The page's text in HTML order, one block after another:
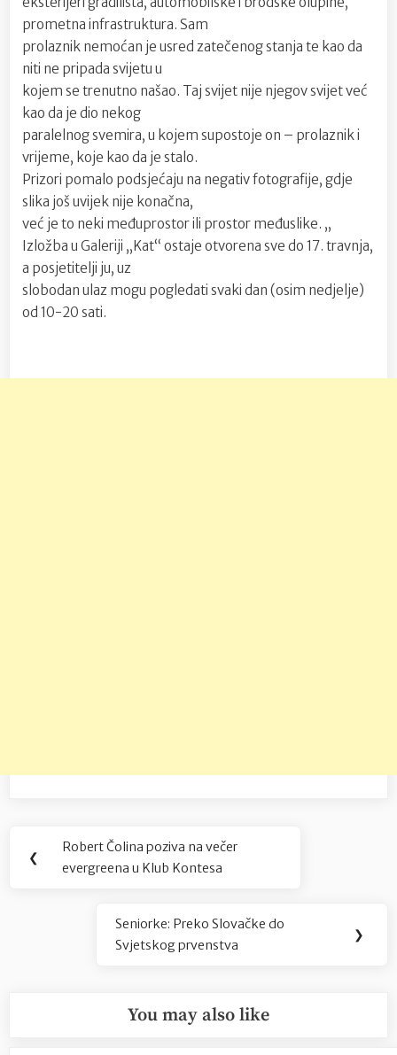
prometna infrastruktura. Sam
prolaznik nemoćan je usred zatečenog stanja te kao da
niti ne pripada svijetu u
kojem se trenutno našao. Taj svijet nije njegov svijet već
kao da je dio nekog
paralelnog svemira, u kojem supostoje on – prolaznik i
vrijeme, koje kao da je stalo.
Prizori pomalo podsjećaju na negativ fotografije, gdje
slika još uvijek nije konačna,
već je to neki međuprostor ili prostor međuslike. „
Izložba u Galeriji „Kat“ ostaje otvorena sve do 17. travnja,
a posjetitelji ju, uz
slobodan ulaz mogu pogledati svaki dan (osim nedjelje)
od 10-20 sati.
Navigacija
objava
❮
Previous
Post:
Robert Čolina poziva na večer
evergreena u Klub Kontesa
Next
Post:
Seniorke: Preko Slovačke do
Svjetskog prvenstva
❯
You may also like